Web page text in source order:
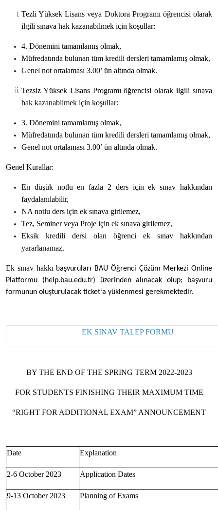
Tezli Yüksek Lisans veya Doktora Programı öğrencisi olarak
ilgili sınava hak kazanabilmek için koşullar:
4. Dönemini tamamlamış olmak,
Müfredatında bulunan tüm kredili dersleri tamamlamış olmak,
Genel not ortalaması 3.00’ ün altında olmak.
Tezsiz Yüksek Lisans Programı öğrencisi olarak ilgili sınava
hak kazanabilmek için koşullar:
3. Dönemini tamamlamış olmak,
Müfredatında bulunan tüm kredili dersleri tamamlamış olmak,
Genel not ortalaması 3.00’ ün altında olmak.
Genel Kurallar:
En düşük notlu en fazla 2 ders için ek sınav hakkından
faydalanılabilir,
NA notlu ders için ek sınava girilemez,
Tez, Seminer veya Proje için ek sınava girilemez,
Eksik kredili dersi olan öğrenci ek sınav hakkından
yararlanamaz.
Ek sınav hakkıbaşvuruları BAU Öğrenci Çözüm Merkezi Online
Platformu (help.bau.edu.tr) üzerinden alınacak olup; başvuru
formunun oluşturulacak ticket’a yüklenmesi gerekmektedir.
EK SINAV TALEP FORMU
BY THE END OF THE SPRING TERM 2022-2023
FOR STUDENTS FINISHING THEIR MAXIMUM TIME
“RIGHT FOR ADDITIONAL EXAM” ANNOUNCEMENT
Date Explanation
2-6 October 2023 Application Dates
9-13 October 2023 Planning of Exams